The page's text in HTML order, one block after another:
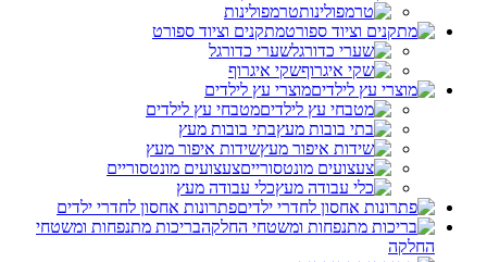
טרמפולינות
מתקנים וציוד ספורט
שערי כדורגל
שקי איגרוף
מוצרי עץ לילדים
מטבחי עץ לילדים
בתי בובות מעץ
שידות איפור מעץ
צעצועים מונטסוריים
כלי עבודה מעץ
פתרונות אחסון לחדרי ילדים
בריכות מתנפחות ומשטחי
החלקה